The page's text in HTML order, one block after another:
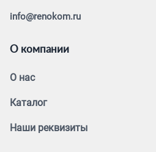
info@renokom.ru
О компании
О нас
Каталог
Наши реквизиты